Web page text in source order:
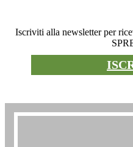
Iscriviti alla newsletter per